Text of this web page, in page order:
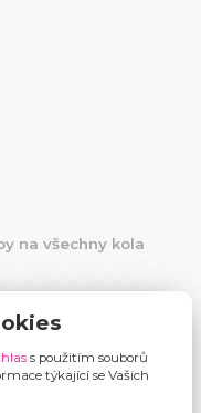
na všechny kola
s použitím souborů
týkající se Vašich